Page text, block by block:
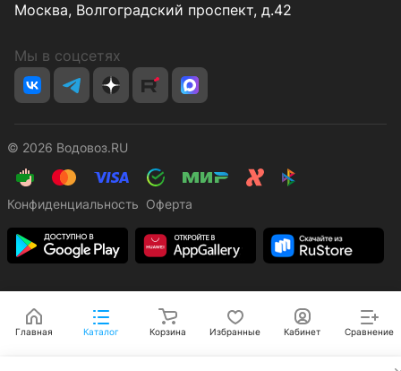
Москва, Волгоградский проспект, д.42
Мы в соцсетях
© 2026 Водовоз.RU
Конфиденциальность Оферта
Главная Каталог Корзина Избранные Кабинет Сравнение